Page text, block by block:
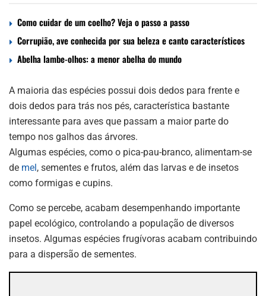
Como cuidar de um coelho? Veja o passo a passo
Corrupião, ave conhecida por sua beleza e canto característicos
Abelha lambe-olhos: a menor abelha do mundo
A maioria das espécies possui dois dedos para frente e
dois dedos para trás nos pés, característica bastante
interessante para aves que passam a maior parte do
tempo nos galhos das árvores.
Algumas espécies, como o pica-pau-branco, alimentam-se
de mel, sementes e frutos, além das larvas e de insetos
como formigas e cupins.
Como se percebe, acabam desempenhando importante
papel ecológico, controlando a população de diversos
insetos. Algumas espécies frugívoras acabam contribuindo
para a dispersão de sementes.